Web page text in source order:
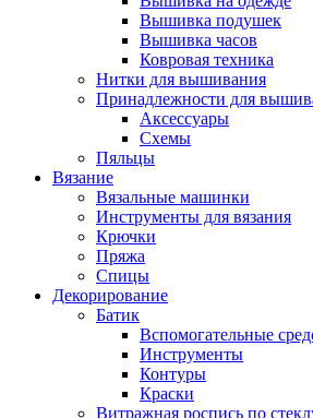
Вышивка подушек
Вышивка часов
Ковровая техника
Нитки для вышивания
Принадлежности для
Аксессуары
Схемы
Пяльцы
Вязание
Вязальные машинки
Инструменты для вязания
Крючки
Пряжа
Спицы
Декорирование
Батик
Вспомогательные
Инструменты
Контуры
Краски
Витражная роспись по